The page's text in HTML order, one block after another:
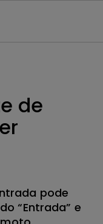
de
pode
“Entrada” e